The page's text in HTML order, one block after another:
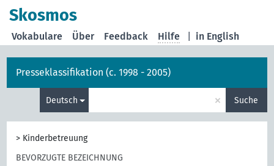
Skosmos
in English
Vokabulare Über Feedback Hilfe
Presseklassifikation (c. 1998 - 2005)
Deutsch × Suche
> Kinderbetreuung
BEVORZUGTE BEZEICHNUNG